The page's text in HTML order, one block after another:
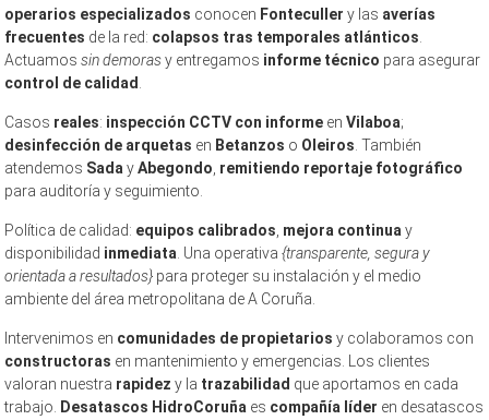
operarios especializados conocen Fonteculler y las averías
frecuentes de la red: colapsos tras temporales atlánticos.
Actuamossin demorasy entregamos informe técnico para asegurar
control de calidad.
Casos reales: inspección CCTV con informe enVilaboa;
desinfección de arquetas en Betanzos o Oleiros. También
atendemos SadayAbegondo, remitiendo reportaje fotográfico
para auditoría y seguimiento.
Política de calidad: equipos calibrados, mejora continuay
disponibilidad inmediata. Una operativa{transparente, segura y
orientada a resultados} para proteger su instalación y el medio
ambiente del área metropolitana de A Coruña.
Intervenimos en comunidades de propietarios y colaboramos con
constructoras en mantenimiento y emergencias. Los clientes
valoran nuestra rapidez y la trazabilidad que aportamos en cada
trabajo. Desatascos HidroCoruña es compañía líder en desatascos